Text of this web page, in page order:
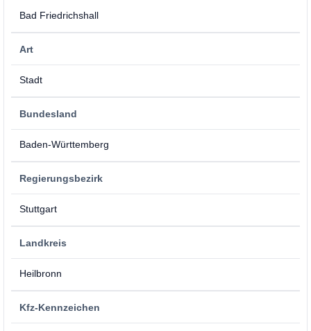
Bad Friedrichshall
Art
Stadt
Bundesland
Baden-Württemberg
Regierungsbezirk
Stuttgart
Landkreis
Heilbronn
Kfz-Kennzeichen